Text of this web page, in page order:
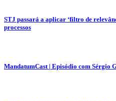
STJ passará a aplicar ‘filtro de
processos
MandatumCast | Episódio com Sérgio